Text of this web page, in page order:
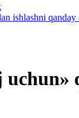
ishlashni